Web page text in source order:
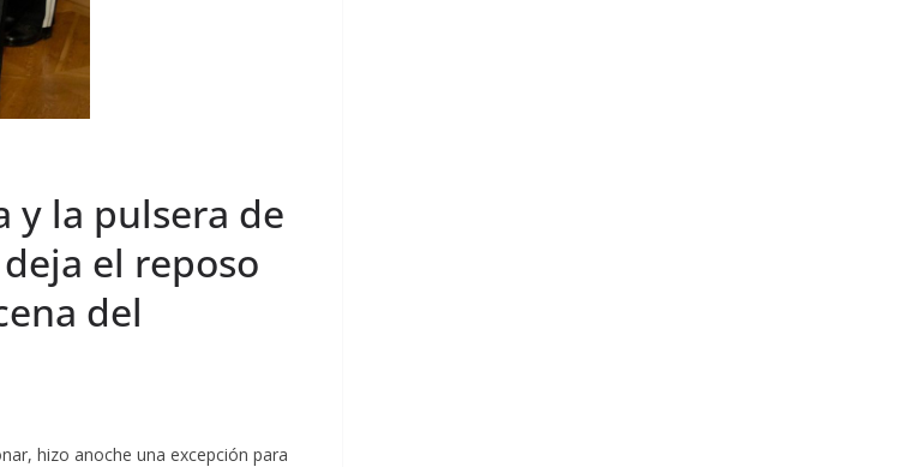
y la pulsera de
el reposo
del
hizo anoche una excepción para